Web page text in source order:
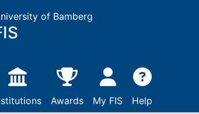
of Bamberg
Awards My FIS Help